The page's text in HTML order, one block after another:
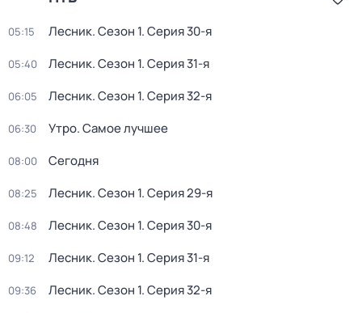
05:15 Лесник. Сезон 1. Серия 30-я
05:40 Лесник. Сезон 1. Серия 31-я
06:05 Лесник. Сезон 1. Серия 32-я
06:30 Утро. Самое лучшее
08:00 Сегодня
08:25 Лесник. Сезон 1. Серия 29-я
08:48 Лесник. Сезон 1. Серия 30-я
09:12 Лесник. Сезон 1. Серия 31-я
09:36 Лесник. Сезон 1. Серия 32-я